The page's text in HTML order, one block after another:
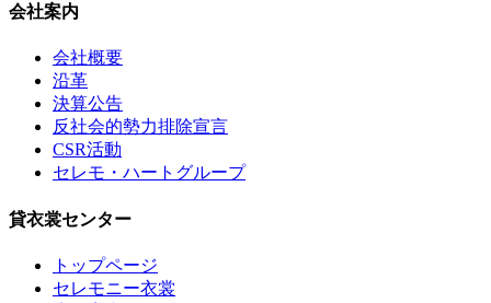
会社案内
会社概要
沿革
決算公告
反社会的勢力排除宣言
CSR活動
セレモ・ハートグループ
貸衣裳センター
トップページ
セレモニー衣裳